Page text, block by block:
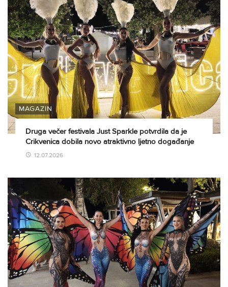
MAGAZIN
Druga večer festivala Just Sparkle potvrdila da je
Crikvenica dobila novo atraktivno ljetno događanje
12.07.2026